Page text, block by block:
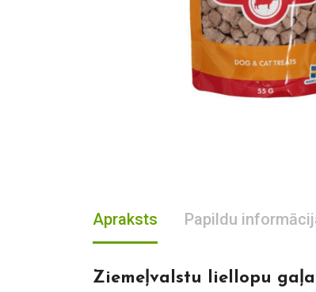
Apraksts Papildu
Ziemeļvalstu liellopu gaļa